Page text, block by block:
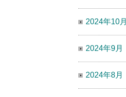
2024年10月
2024年9月
2024年8月